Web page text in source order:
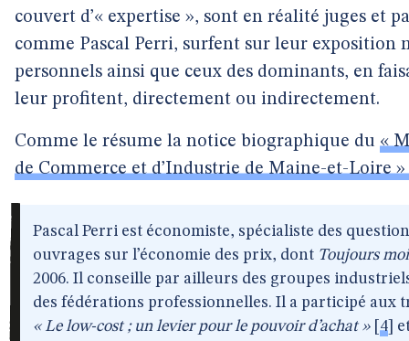
couvert d’« expertise », sont en réalité juges et
comme Pascal Perri, surfent sur leur exposition
personnels ainsi que ceux des dominants, en
leur profitent, directement ou indirectement.
Comme le résume la notice biographique du «
de Commerce et d’Industrie de Maine-et-Loire »
Pascal Perri est économiste, spécialiste des
ouvrages sur l’économie des prix, dont Toujours
2006. Il conseille par ailleurs des groupes
des fédérations professionnelles. Il a participé aux
« Le low-cost ; un levier pour le pouvoir d’achat »[ 4